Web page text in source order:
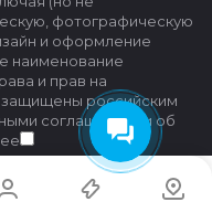
фотографическую
и оформление
наименование
и прав на
защищены российским
соглашениями об